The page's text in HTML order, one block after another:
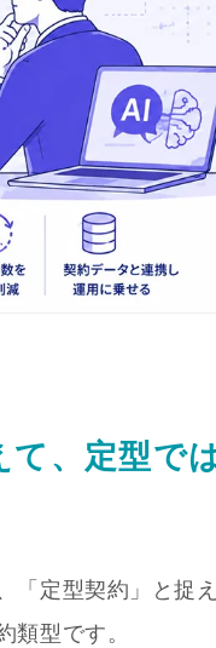
て、定型で
「定型契約」と捉
類型です。